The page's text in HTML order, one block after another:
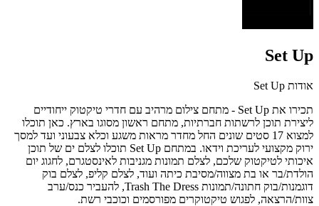
Set Up
אודות Set Up
תכירו את Set Up - מתחם צילום מרהיב עם חדרי טיקטוק ייחודיים
ליצירת תוכן לרשתות חברתיות, מתחם ראשון מסוגו בארץ. כאן תוכלו
למצוא 17 סטים שונים החל מחדר מראות משגע וכלא צבעוני ועד למסך
ירוק מקצועי לעריכת וידאו. במתחם Set Up תוכלו לצלם ים של תוכן
איכותי לטיקטוק שלכם, לצלם תמונות מגניבות לאינסטגרם, לחגוג יום
הולדת/בר או בת מצווה/מסיבת כיתה ועוד, לצלם קליפ, לצלם בוק
דוגמנות/בוק חתונה/תמונות Trash The Dress, להעביר כנס/ערב
צוות/הרצאה, לפגוש טיקטוקרים מפורסמים וכוכבי רשת.